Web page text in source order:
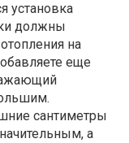
установка
должны
на
еще
сантиметры
а